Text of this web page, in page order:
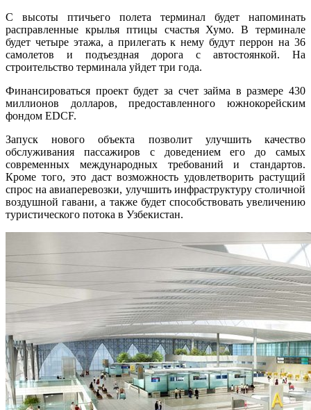
С высоты птичьего полета терминал будет напоминать
расправленные крылья птицы счастья Хумо. В терминале
будет четыре этажа, а прилегать к нему будут перрон на 36
самолетов и подъездная дорога с автостоянкой. На
строительство терминала уйдет три года.
Финансироваться проект будет за счет займа в размере 430
миллионов долларов, предоставленного южнокорейским
фондом EDCF.
Запуск нового объекта позволит улучшить качество
обслуживания пассажиров с доведением его до самых
современных международных требований и стандартов.
Кроме того, это даст возможность удовлетворить растущий
спрос на авиаперевозки, улучшить инфраструктуру столичной
воздушной гавани, а также будет способствовать увеличению
туристического потока в Узбекистан.